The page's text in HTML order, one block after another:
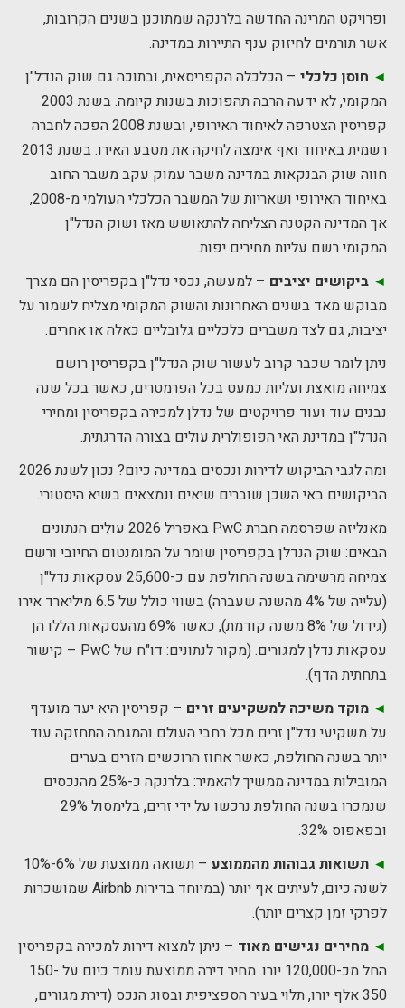
ופרויקט המרינה החדשה בלרנקה שמתוכנן בשנים הקרובות,
אשר תורמים לחיזוק ענף התיירות במדינה.
◄ חוסן כלכלי – הכלכלה הקפריסאית, ובתוכה גם שוק הנדל"ן
המקומי, לא ידעה הרבה תהפוכות בשנות קיומה. בשנת 2003
קפריסין הצטרפה לאיחוד האירופי, ובשנת 2008 הפכה לחברה
רשמית באיחוד ואף אימצה לחיקה את מטבע האירו. בשנת 2013
חווה שוק הבנקאות במדינה משבר עמוק עקב משבר החוב
באיחוד האירופי ושאריות של המשבר הכלכלי העולמי מ-2008,
אך המדינה הקטנה הצליחה להתאושש מאז ושוק הנדל"ן
המקומי רשם עליות מחירים יפות.
◄ ביקושים יציבים – למעשה, נכסי נדל"ן בקפריסין הם מצרך
מבוקש מאד בשנים האחרונות והשוק המקומי מצליח לשמור על
יציבות, גם לצד משברים כלכליים גלובליים כאלה או אחרים.
ניתן לומר שכבר קרוב לעשור שוק הנדל"ן בקפריסין רושם
צמיחה מואצת ועליות כמעט בכל הפרמטרים, כאשר בכל שנה
נבנים עוד ועוד פרויקטים של נדלן למכירה בקפריסין ומחירי
הנדל"ן במדינת האי הפופולרית עולים בצורה הדרגתית.
ומה לגבי הביקוש לדירות ונכסים במדינה כיום? נכון לשנת 2026
הביקושים באי השכן שוברים שיאים ונמצאים בשיא היסטורי.
מאנליזה שפרסמה חברת PwC באפריל 2026 עולים הנתונים
הבאים: שוק הנדלן בקפריסין שומר על המומנטום החיובי ורשם
צמיחה מרשימה בשנה החולפת עם כ-25,600 עסקאות נדל"ן
(עלייה של 4% מהשנה שעברה) בשווי כולל של 6.5 מיליארד אירו
(גידול של 8% משנה קודמת), כאשר 69% מהעסקאות הללו הן
עסקאות נדלן למגורים. (מקור לנתונים: דו"ח של PwC – קישור
בתחתית הדף).
◄ מוקד משיכה למשקיעים זרים – קפריסין היא יעד מועדף
על משקיעי נדל"ן זרים מכל רחבי העולם והמגמה התחזקה עוד
יותר בשנה החולפת, כאשר אחוז הרוכשים הזרים בערים
המובילות במדינה ממשיך להאמיר: בלרנקה כ-25% מהנכסים
שנמכרו בשנה החולפת נרכשו על ידי זרים, בלימסול 29%
ובפאפוס 32%.
◄ תשואות גבוהות מהממוצע
– תשואה ממוצעת של 6%-10%
לשנה כיום, לעיתים אף יותר (במיוחד בדירות Airbnb שמושכרות
לפרקי זמן קצרים יותר).
◄ מחירים נגישים מאוד – ניתן למצוא דירות למכירה בקפריסין
החל מכ-120,000 יורו. מחיר דירה ממוצעת עומד כיום על 150-
350 אלף יורו, תלוי בעיר הספציפית ובסוג הנכס (דירת מגורים,